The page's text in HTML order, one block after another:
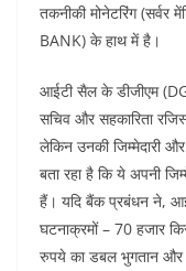
तकनीकी मोनेटरिंग
BANK) के हाथ में है।
आईटी सैल के डीजीएम
सचिव और सहकारिता
लेकिन उनकी जिम्मेदारी
बता रहा है कि ये अपनी
हैं। यदि बैंक प्रबंधन ने,
घटनाक्रमों – 70 हजार
रुपये का डबल भुगतान और